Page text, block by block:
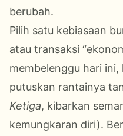
berubah.
Pilih satu kebiasaan
atau transaksi
membelenggu hari
putuskan rantainya
Ketiga, kibarkan
kemungkaran diri).